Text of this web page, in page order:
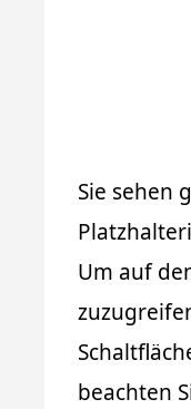
Sie sehen
Um auf
beachten